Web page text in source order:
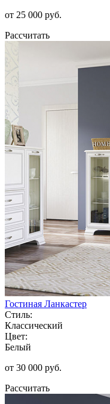
от 25 000 руб.
Рассчитать
Гостиная Ланкастер
Стиль:
Классический
Цвет:
Белый
от 30 000 руб.
Рассчитать